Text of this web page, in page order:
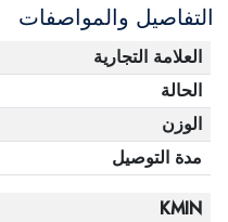
التفاصيل والمواصفات
العلامة التجارية
الحالة
الوزن
مدة التوصيل
KMIN